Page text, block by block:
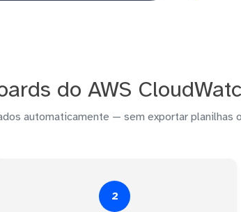
do AWS
automaticamente — sem exportar planilhas
2